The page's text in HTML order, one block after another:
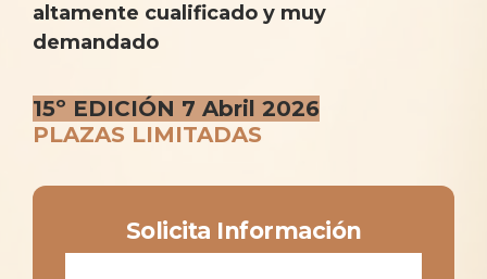
Solicita Información
altamente cualificado y muy
demandado
15º EDICIÓN 7 Abril 2026
PLAZAS LIMITADAS